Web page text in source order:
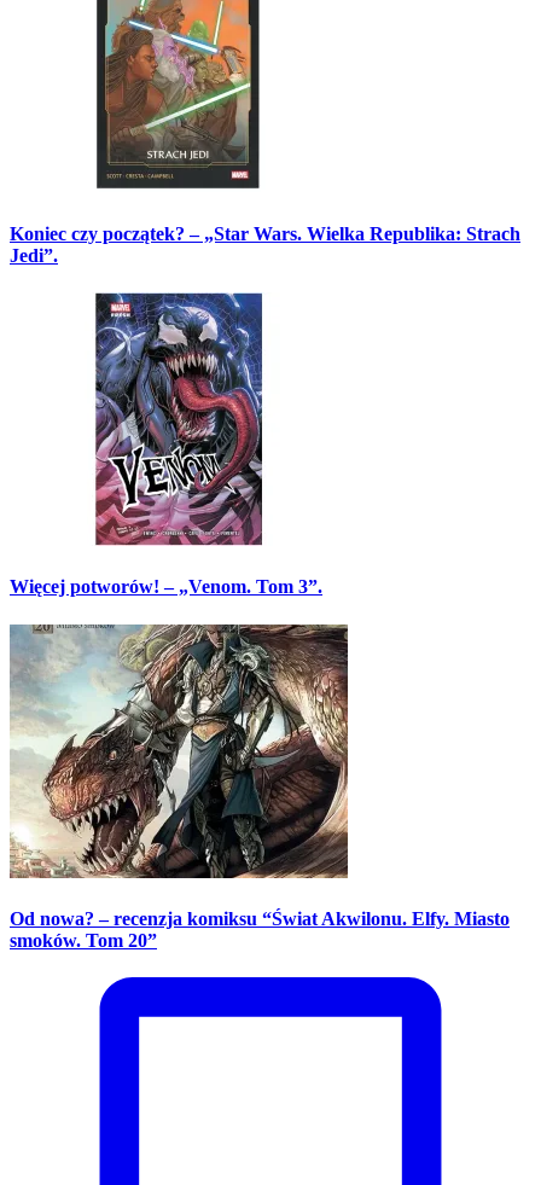
Koniec czy początek? – „Star Wars. Wielka Republika: Strach
Jedi”.
Więcej potworów! – „Venom. Tom 3”.
Od nowa? – recenzja komiksu “Świat Akwilonu. Elfy. Miasto
smoków. Tom 20”